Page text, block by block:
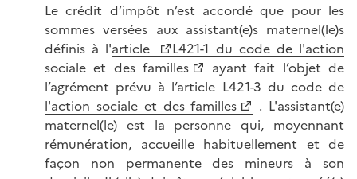
Le crédit d’impôt n’est accordé que pour les
sommes versées aux assistant(e)s maternel(le)s
définis à l'article
L421-1 du code de l'action
sociale et des familles
ayant fait l’objet de
l’agrément prévu à l’article L421-3 du code de
l'action sociale et des familles
. L'assistant(e)
maternel(le) est la personne qui, moyennant
rémunération, accueille habituellement et de
façon non permanente des mineurs à son